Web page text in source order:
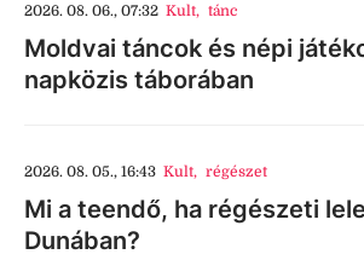
2026. 08. 06., 07:32 Kult, tánc
Moldvai táncok és népi
napközis táborában
2026. 08. 05., 16:43 Kult, régészet
Mi a teendő, ha régészeti
Dunában?